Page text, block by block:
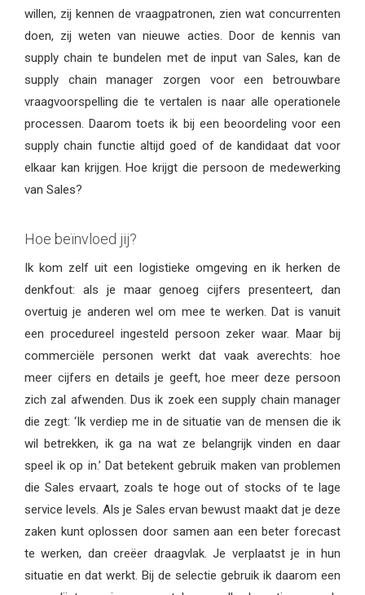
willen, zij kennen de vraagpatronen, zien wat concurrenten
doen, zij weten van nieuwe acties. Door de kennis van
supply chain te bundelen met de input van Sales, kan de
supply chain manager zorgen voor een betrouwbare
vraagvoorspelling die te vertalen is naar alle operationele
processen. Daarom toets ik bij een beoordeling voor een
supply chain functie altijd goed of de kandidaat dat voor
elkaar kan krijgen. Hoe krijgt die persoon de medewerking
van Sales?
Hoe beïnvloed jij?
Ik kom zelf uit een logistieke omgeving en ik herken de
denkfout: als je maar genoeg cijfers presenteert, dan
overtuig je anderen wel om mee te werken. Dat is vanuit
een procedureel ingesteld persoon zeker waar. Maar bij
commerciële personen werkt dat vaak averechts: hoe
meer cijfers en details je geeft, hoe meer deze persoon
zich zal afwenden. Dus ik zoek een supply chain manager
die zegt: ‘Ik verdiep me in de situatie van de mensen die ik
wil betrekken, ik ga na wat ze belangrijk vinden en daar
speel ik op in.’ Dat betekent gebruik maken van problemen
die Sales ervaart, zoals te hoge out of stocks of te lage
service levels. Als je Sales ervan bewust maakt dat je deze
zaken kunt oplossen door samen aan een beter forecast
te werken, dan creëer draagvlak. Je verplaatst je in hun
situatie en dat werkt. Bij de selectie gebruik ik daarom een